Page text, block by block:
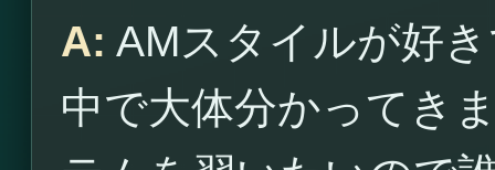
A: AMスタイルが好
中で大体分かってき